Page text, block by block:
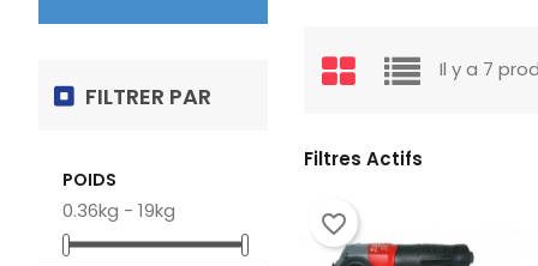
FILTRER PAR
POIDS
0.36kg - 19kg
Il y a 7
Filtres Actifs
favorite_border
Coffret Clé À... Caisse À